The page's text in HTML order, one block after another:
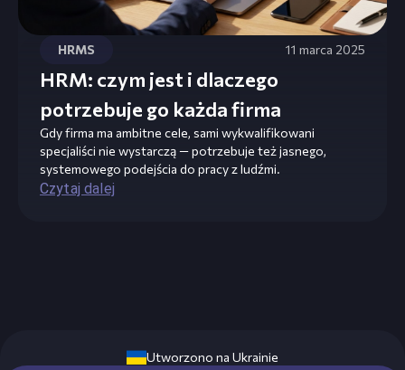
HRMS 11 marca 2025
HRM: czym jest i dlaczego
potrzebuje go każda firma
Gdy firma ma ambitne cele, sami wykwalifikowani
specjaliści nie wystarczą — potrzebuje też jasnego,
systemowego podejścia do pracy z ludźmi.
Czytaj dalej
Utworzono na Ukrainie